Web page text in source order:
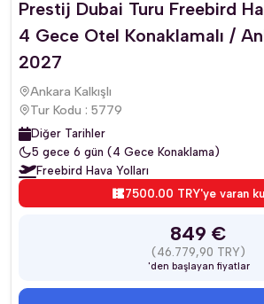
Prestij Dubai Turu Freebird
4 Gece Otel Konaklamalı /
2027
Ankara Kalkışlı
Tur Kodu : 5779
Diğer Tarihler
5 gece 6 gün (4 Gece Konaklama)
Freebird Hava Yolları
7500.00 TRY'ye varan
849 €
(46.779,90 TRY)
'den başlayan fiyatlar